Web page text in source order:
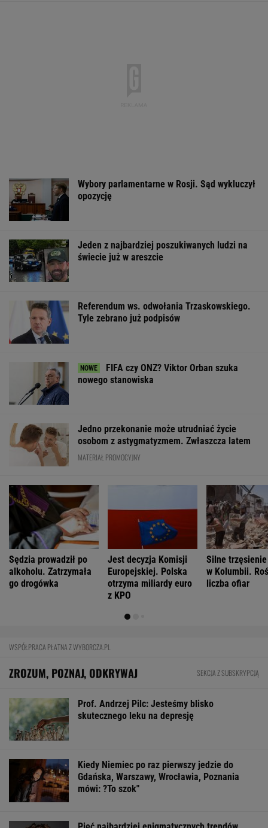
Wybory parlamentarne w Rosji. Sąd wykluczył
opozycję
Jeden z najbardziej poszukiwanych ludzi na
świecie już w areszcie
Referendum ws. odwołania Trzaskowskiego.
Tyle zebrano już podpisów
FIFA czy ONZ? Viktor Orban szuka
nowego stanowiska
Jedno przekonanie może utrudniać życie
osobom z astygmatyzmem. Zwłaszcza latem
MATERIAŁ PROMOCYJNY
Sędzia prowadził po
alkoholu. Zatrzymała
go drogówka
Jest decyzja Komisji
Europejskiej. Polska
otrzyma miliardy euro
z KPO
Silne
w Kolumbii.
liczba ofiar
WSPÓŁPRACA PŁATNA Z WYBORCZA.PL
ZROZUM, POZNAJ, ODKRYWAJ SEKCJA Z SUBSKRYPCJĄ
Prof. Andrzej Pilc: Jesteśmy blisko
skutecznego leku na depresję
Kiedy Niemiec po raz pierwszy jedzie do
Gdańska, Warszawy, Wrocławia, Poznania
mówi: ?To szok"